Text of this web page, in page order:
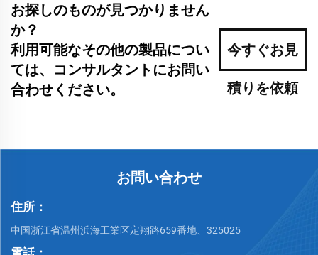
お探しのものが見つかりません
か？
利用可能なその他の製品につい
ては、コンサルタントにお問い
合わせください。
今すぐお見
積りを依頼
お問い合わせ
住所：
中国浙江省温州浜海工業区定翔路659番地、325025